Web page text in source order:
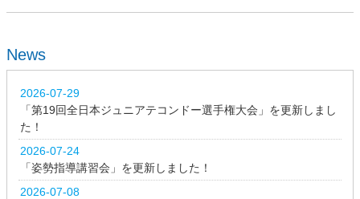
News
2026-07-29
「第19回全日本ジュニアテコンドー選手権大会」を更新しまし
た！
2026-07-24
「姿勢指導講習会」を更新しました！
2026-07-08